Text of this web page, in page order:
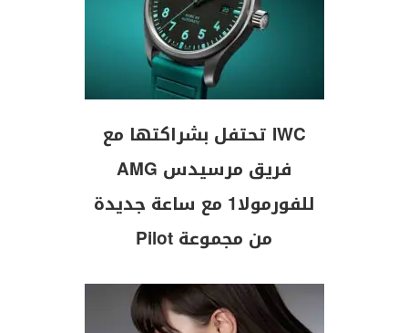
IWC تحتفل بشراكتها مع
فريق مرسيدس AMG
للفورمولا1 مع ساعة جديدة
من مجموعة Pilot